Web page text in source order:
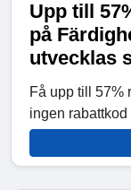
Upp till
på
utvecklas
Få upp till 57%
ingen rabattkod